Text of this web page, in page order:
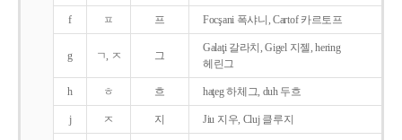
f ㅍ 프 Focşani 폭샤니, Cartof 카르토프
g ㄱ, ㅈ 그
Galaţi 갈라치, Gigel 지젤, hering
헤린그
h ㅎ 흐 haţeg 하체그, duh 두흐
j ㅈ 지 Jiu 지우, Cluj 클루지